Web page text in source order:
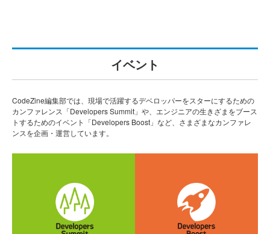
イベント
CodeZine編集部では、現場で活躍するデベロッパーをスターにするための
カンファレンス「Developers Summit」や、エンジニアの生きざまをブース
トするためのイベント「Developers Boost」など、さまざまなカンファレ
ンスを企画・運営しています。